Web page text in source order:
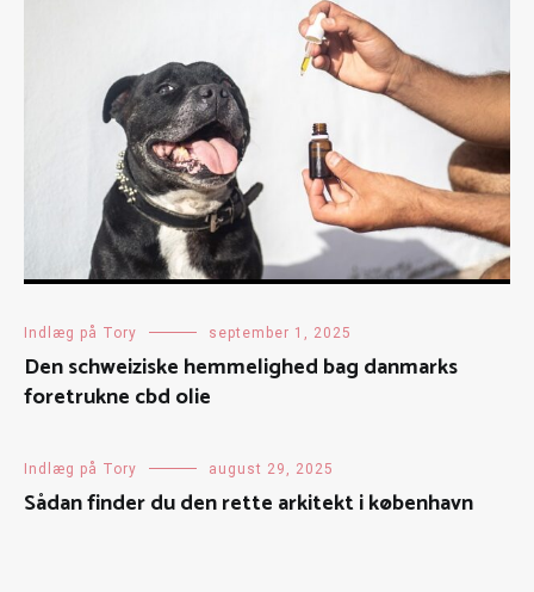
Indlæg på Tory september 1, 2025
Den schweiziske hemmelighed bag danmarks
foretrukne cbd olie
Indlæg på Tory august 29, 2025
Sådan finder du den rette arkitekt i københavn